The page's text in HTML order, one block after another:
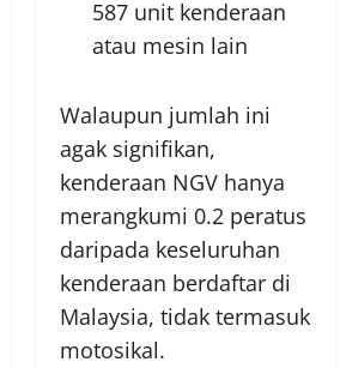
587 unit kenderaan
atau mesin lain
Walaupun jumlah ini
agak signifikan,
kenderaan NGV hanya
merangkumi 0.2 peratus
daripada keseluruhan
kenderaan berdaftar di
Malaysia, tidak termasuk
motosikal.